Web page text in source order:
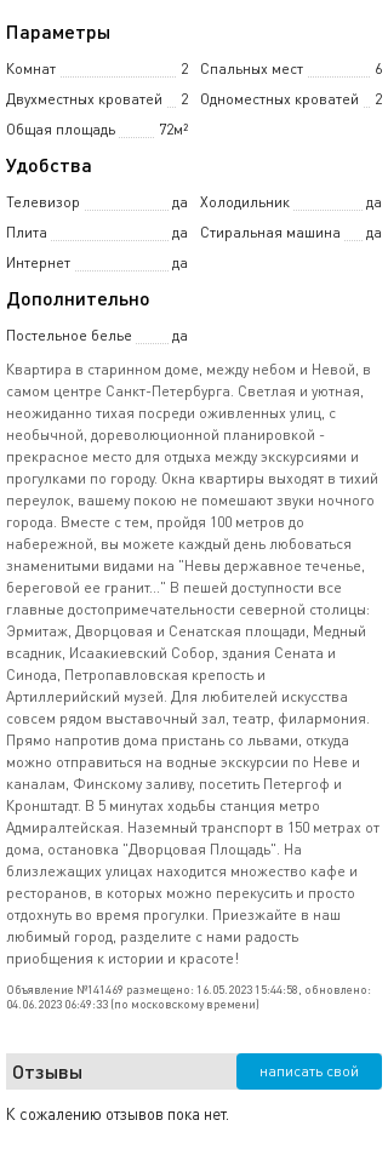
Параметры
Комнат 2 Спальных мест
6
Двухместных кроватей
2 Одноместных кроватей
2
Общая площадь
72м²
Удобства
Телевизор да Холодильник
да
Плита
да Стиральная машина
да
Интернет
да
Дополнительно
Постельное белье
да
Квартира в старинном доме, между небом и Невой, в
самом центре Санкт-Петербурга. Светлая и уютная,
неожиданно тихая посреди оживленных улиц, с
необычной, дореволюционной планировкой -
прекрасное место для отдыха между экскурсиями и
прогулками по городу. Окна квартиры выходят в тихий
переулок, вашему покою не помешают звуки ночного
города. Вместе с тем, пройдя 100 метров до
набережной, вы можете каждый день любоваться
знаменитыми видами на "Невы державное теченье,
береговой ее гранит..." В пешей доступности все
главные достопримечательности северной столицы:
Эрмитаж, Дворцовая и Сенатская площади, Медный
всадник, Исаакиевский Собор, здания Сената и
Синода, Петропавловская крепость и
Артиллерийский музей. Для любителей искусства
совсем рядом выставочный зал, театр, филармония.
Прямо напротив дома пристань со львами, откуда
можно отправиться на водные экскурсии по Неве и
каналам, Финскому заливу, посетить Петергоф и
Кронштадт. В 5 минутах ходьбы станция метро
Адмиралтейская. Наземный транспорт в 150 метрах от
дома, остановка "Дворцовая Площадь". На
близлежащих улицах находится множество кафе и
ресторанов, в которых можно перекусить и просто
отдохнуть во время прогулки. Приезжайте в наш
любимый город, разделите с нами радость
приобщения к истории и красоте!
Объявление №141469 размещено: 16.05.2023 15:44:58, обновлено:
04.06.2023 06:49:33 (по московскому времени)
Отзывы написать свой
К сожалению отзывов пока нет.